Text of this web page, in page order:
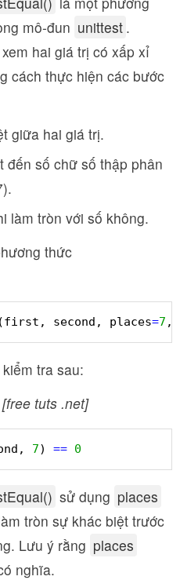
mô-đun unittest .
hai giá trị có xấp xỉ
cách thực hiện các bước
giữa hai giá trị.
đến số chữ số thập phân
làm tròn với số không.
thức
second, places=7 ,
tra sau:
tuts .net]
7) == 0
sử dụng places
tròn sự khác biệt trước
Lưu ý rằng places
nghĩa.